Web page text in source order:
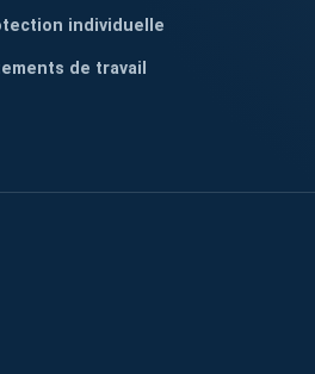
individuelle
de travail